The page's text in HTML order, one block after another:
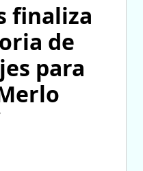
finaliza
de
para